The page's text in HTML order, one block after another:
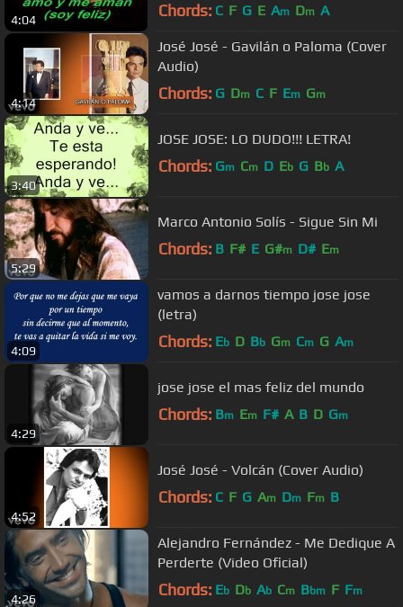
4:04 Chords: C F G E Am Dm A
4:14
José José - Gavilán o Paloma (Cover
Audio)
Chords: G Dm C F Em Gm
3:40
JOSE JOSE: LO DUDO!!! LETRA!
Chords: Gm Cm D Eb G Bb A
5:29
Marco Antonio Solís - Sigue Sin Mi
Chords: B F# E G#m D# Em
4:09
vamos a darnos tiempo jose jose
(letra)
Chords: Eb D Bb Gm Cm G Am
4:29
jose jose el mas feliz del mundo
Chords: Bm Em F# A B D Gm
4:52
José José - Volcán (Cover Audio)
Chords: C F G Am Dm Fm B
4:26
Alejandro Fernández - Me Dedique A
Perderte (Video Oficial)
Chords: Eb Db Ab Cm Bbm F Fm